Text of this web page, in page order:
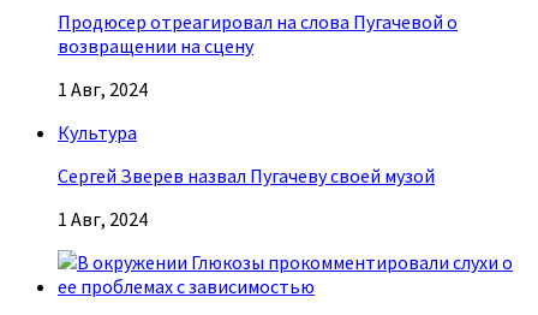
Продюсер отреагировал на слова Пугачевой о
возвращении на сцену
1 Авг, 2024
Культура
Сергей Зверев назвал Пугачеву своей музой
1 Авг, 2024